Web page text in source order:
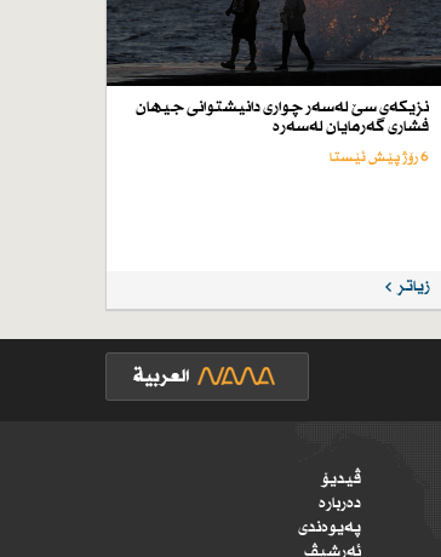
نزیكەی سێ لەسەر چواری دانیشتوانی جیهان
فشاری گەرمایان لەسەرە
6 رۆژ پێش ئێستا
زیاتر
ڤیدیۆ
دەربارە
پەیوەندی
ئەرشیڤ